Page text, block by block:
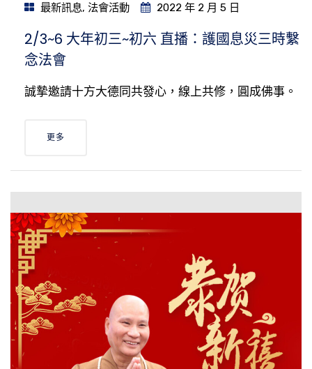
最新訊息, 法會活動 2022 年 2 月 5 日
2/3~6 大年初三~初六 直播：護國息災三時繫
念法會
誠摯邀請十方大德同共發心，線上共修，圓成佛事。
更多